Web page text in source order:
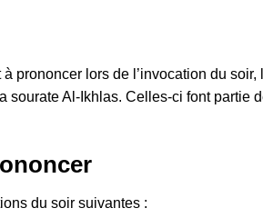
Al-Ikhlas. Celles-ci font partie
du soir suivantes :